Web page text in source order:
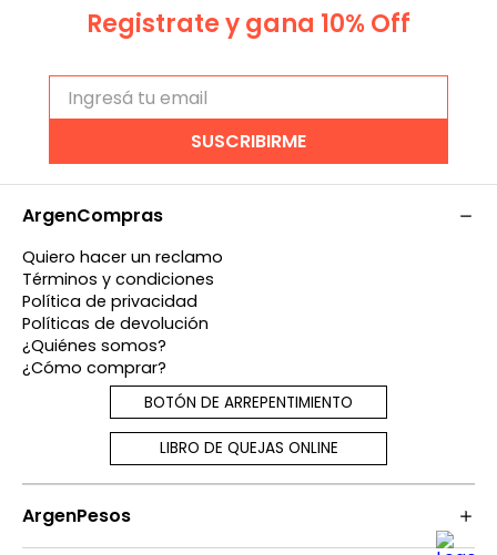
Registrate y gana 10% Off
SUSCRIBIRME
ArgenCompras
Quiero hacer un reclamo
Términos y condiciones
Política de privacidad
Políticas de devolución
¿Quiénes somos?
¿Cómo comprar?
BOTÓN DE ARREPENTIMIENTO
LIBRO DE QUEJAS ONLINE
ArgenPesos